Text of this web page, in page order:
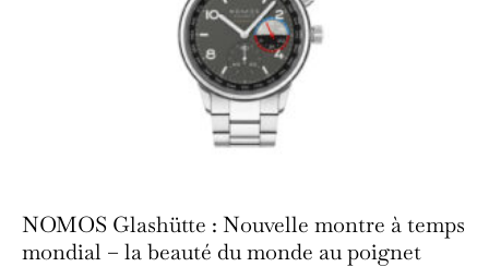
NOMOS Glashütte : Nouvelle montre à temps
mondial – la beauté du monde au poignet